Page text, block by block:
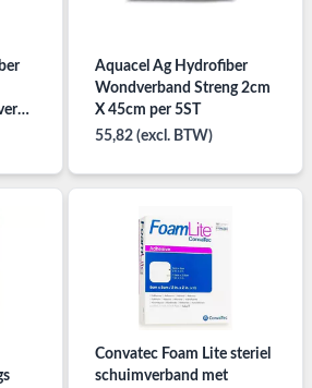
Aquacel Ag Hydrofiber
Wondverband Streng 2cm
X 45cm per 5ST
55,82 (excl. BTW)
Convatec Foam Lite steriel
schuimverband met